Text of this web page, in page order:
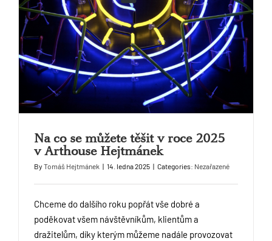
Na co se můžete těšit v roce 2025
v Arthouse Hejtmánek
By Tomáš Hejtmánek | 14. ledna 2025 | Categories: Nezařazené
Chceme do dalšího roku popřát vše dobré a
poděkovat všem návštěvníkům, klientům a
dražitelům, díky kterým můžeme nadále provozovat